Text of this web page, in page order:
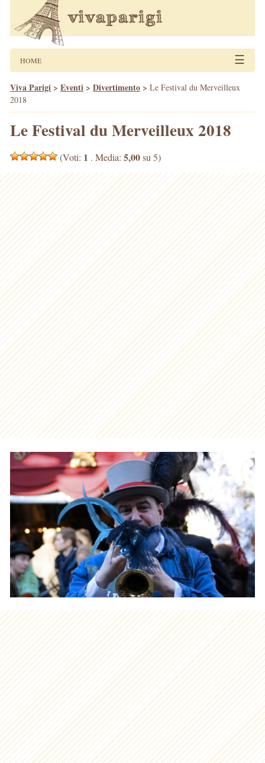
HOME ☰
Viva Parigi > Eventi > Divertimento > Le Festival du Merveilleux
2018
Le Festival du Merveilleux 2018
(Voti: 1 . Media: 5,00su 5)